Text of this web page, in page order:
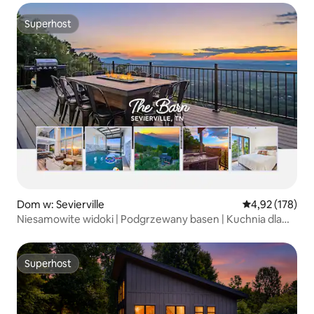
Superhost
Superhost
Dom w: Sevierville Średnia
4,92 (178)
Niesamowite widoki | Podgrzewany basen | Kuchnia dla
Superhost
Superhost